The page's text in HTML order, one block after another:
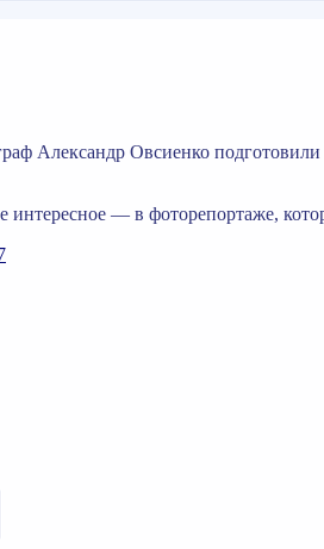
Александр Овсиенко
— в фоторепортаже,